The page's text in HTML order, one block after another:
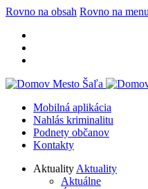
Rovno na obsah Rovno na menu
Mobilná aplikácia
Nahlás kriminalitu
Podnety občanov
Kontakty
Aktuality Aktuality
Aktuálne